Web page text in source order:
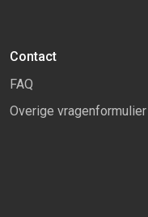
Contact
FAQ
Overige vragenformulier